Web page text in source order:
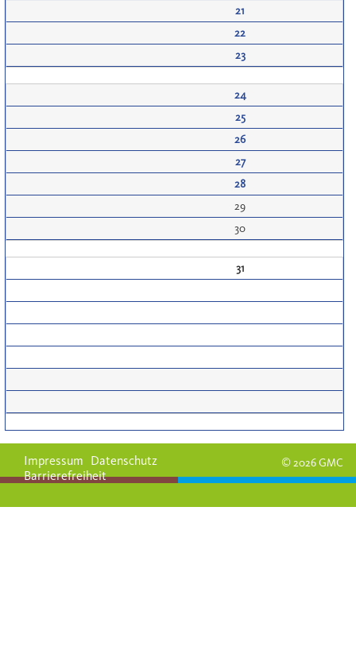
21
22
23
24
25
26
27
28
29
30
31
© 2026 GMC
Impressum Datenschutz
Barrierefreiheit